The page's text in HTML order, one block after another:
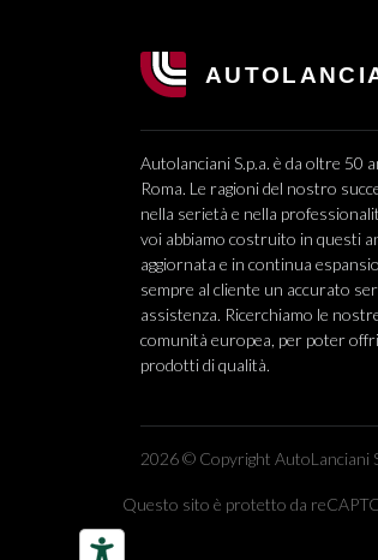
Autolanciani S.p.a. è da oltre 50
Roma. Le ragioni del nostro
nella serietà e nella
voi abbiamo costruito in questi
aggiornata e in continua
sempre al cliente un accurato
assistenza. Ricerchiamo le
comunità europea, per poter
prodotti di qualità.
2026 © Copyright AutoLanciani
Questo sito è protetto da